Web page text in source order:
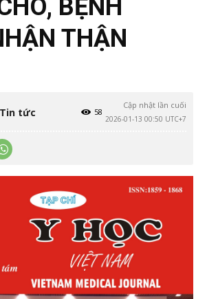
BỆNH
THẬN
tức
Cập nhật lần cuối
2026-01-13 00:50 UTC+7
58